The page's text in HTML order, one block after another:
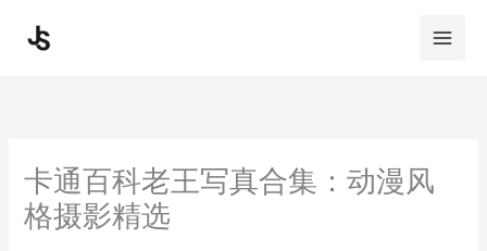
卡通百科老王写真合集：动漫风
格摄影精选